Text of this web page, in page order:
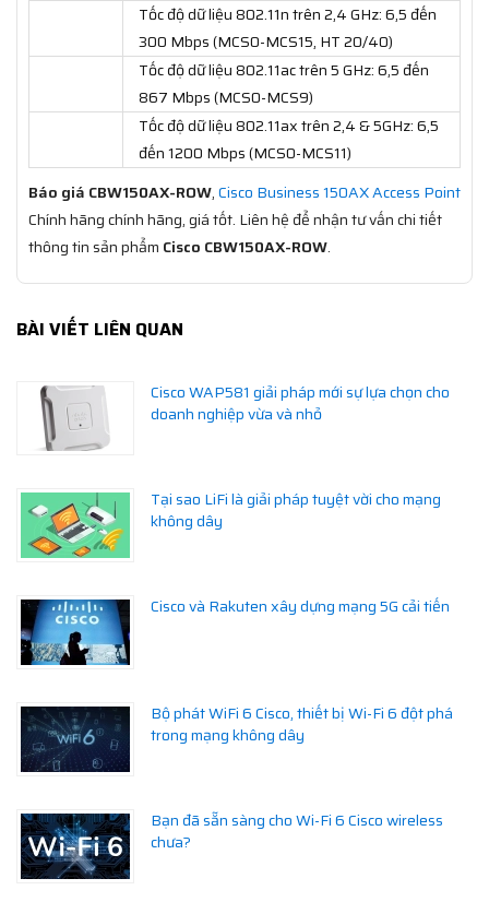
Tốc độ dữ liệu 802.11n trên 2,4 GHz: 6,5 đến
300 Mbps (MCS0-MCS15, HT 20/40)
Tốc độ dữ liệu 802.11ac trên 5 GHz: 6,5 đến
867 Mbps (MCS0-MCS9)
Tốc độ dữ liệu 802.11ax trên 2,4 & 5GHz: 6,5
đến 1200 Mbps (MCS0-MCS11)
Báo giá CBW150AX-ROW,Cisco Business 150AX Access Point
Chính hãng chính hãng, giá tốt. Liên hệ để nhận tư vấn chi tiết
thông tin sản phẩm Cisco CBW150AX-ROW.
BÀI VIẾT LIÊN QUAN
Cisco WAP581 giải pháp mới sự lựa chọn cho
doanh nghiệp vừa và nhỏ
Tại sao LiFi là giải pháp tuyệt vời cho mạng
không dây
Cisco và Rakuten xây dựng mạng 5G cải tiến
Bộ phát WiFi 6 Cisco, thiết bị Wi-Fi 6 đột phá
trong mạng không dây
Bạn đã sẵn sàng cho Wi-Fi 6 Cisco wireless
chưa?